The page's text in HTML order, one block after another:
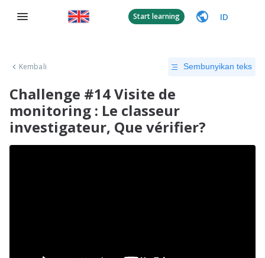
Start learning ID
Kembali Sembunyikan teks
Challenge #14 Visite de
monitoring : Le classeur
investigateur, Que vérifier?